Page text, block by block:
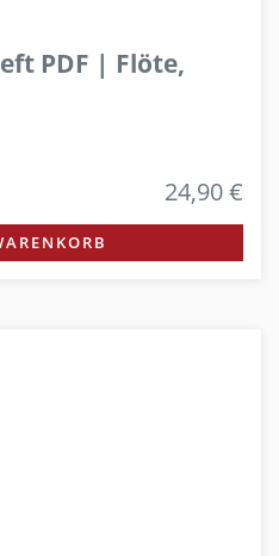
PDF | Flöte,
24,90 €